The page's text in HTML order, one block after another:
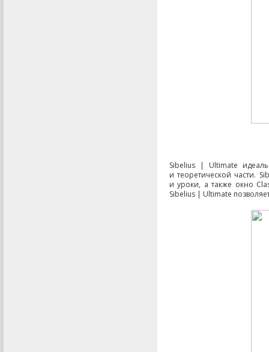
Sibelius | Ultimate
и теоретической части.
и уроки, а также окно
Sibelius | Ultimate